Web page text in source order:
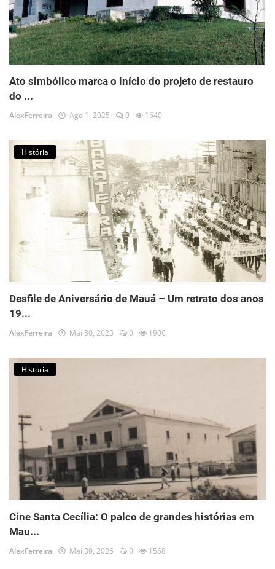
Ato simbólico marca o início do projeto de restauro
do ...
AlexFerreira Ago 1, 2025 0 1640
História
Desfile de Aniversário de Mauá – Um retrato dos anos
19...
AlexFerreira Mai 30, 2025 0 1906
História
Cine Santa Cecília: O palco de grandes histórias em
Mau...
AlexFerreira Mai 30, 2025 0 1568